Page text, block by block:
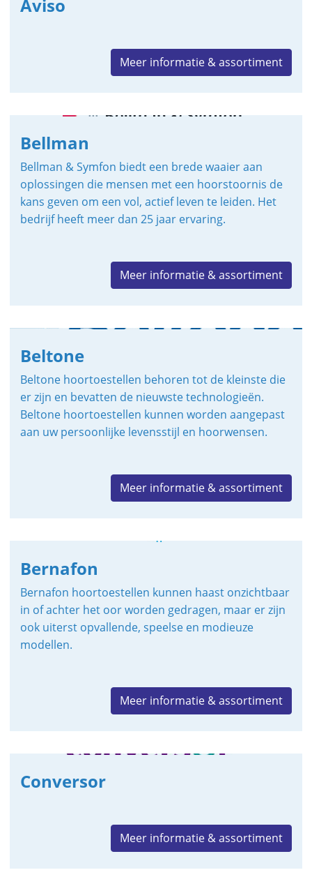
Aviso
Meer informatie & assortiment
Bellman
Bellman & Symfon biedt een brede waaier aan
oplossingen die mensen met een hoorstoornis de
kans geven om een vol, actief leven te leiden. Het
bedrijf heeft meer dan 25 jaar ervaring.
Meer informatie & assortiment
Beltone
Beltone hoortoestellen behoren tot de kleinste die
er zijn en bevatten de nieuwste technologieën.
Beltone hoortoestellen kunnen worden aangepast
aan uw persoonlijke levensstijl en hoorwensen.
Meer informatie & assortiment
Bernafon
Bernafon hoortoestellen kunnen haast onzichtbaar
in of achter het oor worden gedragen, maar er zijn
ook uiterst opvallende, speelse en modieuze
modellen.
Meer informatie & assortiment
Conversor
Meer informatie & assortiment